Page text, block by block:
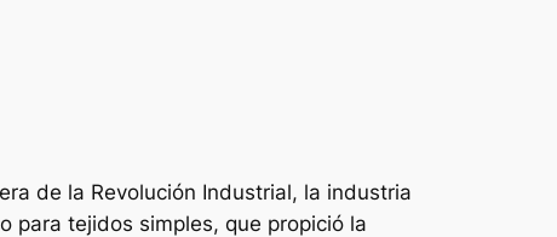
de la Revolución Industrial, la industria
para tejidos simples, que propició la